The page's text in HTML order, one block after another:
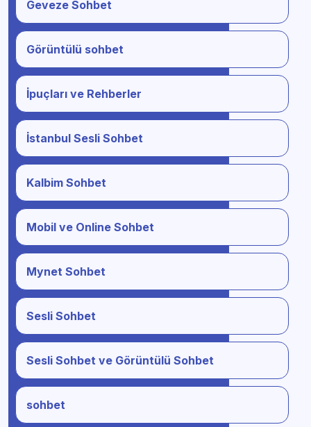
Geveze Sohbet
Görüntülü sohbet
İpuçları ve Rehberler
İstanbul Sesli Sohbet
Kalbim Sohbet
Mobil ve Online Sohbet
Mynet Sohbet
Sesli Sohbet
Sesli Sohbet ve Görüntülü Sohbet
sohbet